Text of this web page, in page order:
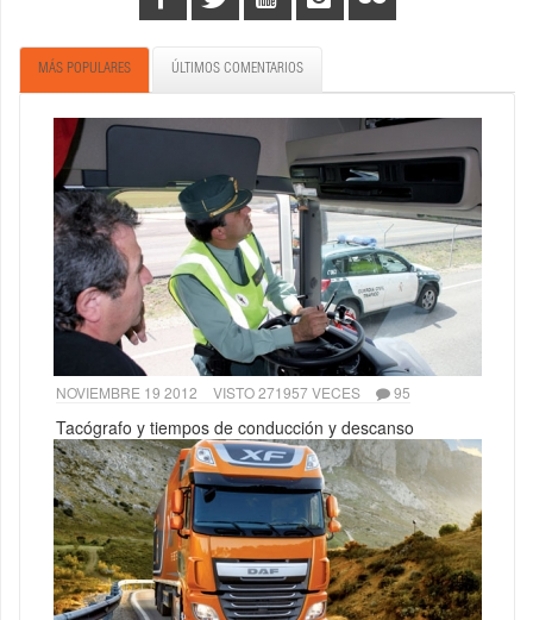
MÁS POPULARES ÚLTIMOS COMENTARIOS
NOVIEMBRE 19 2012 VISTO 271957 VECES 95
Tacógrafo y tiempos de conducción y descanso